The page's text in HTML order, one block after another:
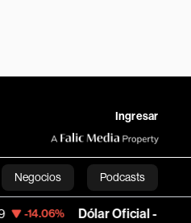
Ingresar
Negocios Podcasts
Dólar Oficial - Argentina